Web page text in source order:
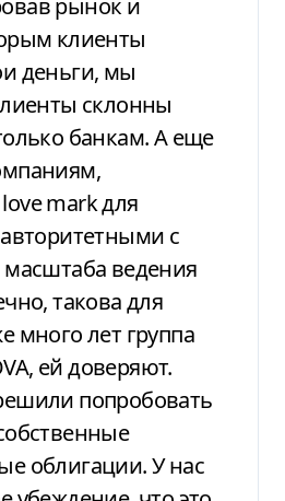
рынок и
клиенты
деньги, мы
склонны
банкам. А еще
mark для
с
ведения
такова для
много лет группа
ей доверяют.
попробовать
облигации. У нас